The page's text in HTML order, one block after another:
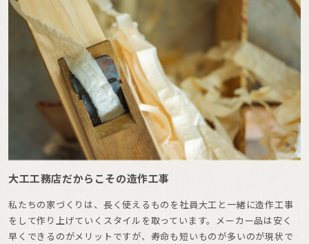
大工工務店だからこその造作工事
私たちの家づくりは、長く使えるものを社員大工と一緒に造作工事
をして作り上げていくスタイルを取っています。メーカー品は安く
早くできるのがメリットですが、寿命も短いものが多いのが現状で